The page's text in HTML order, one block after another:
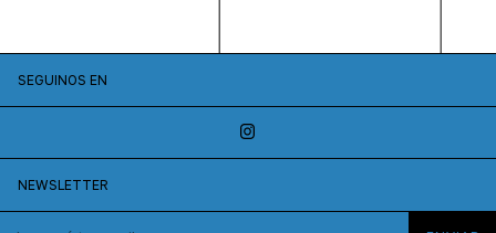
SEGUINOS EN
NEWSLETTER